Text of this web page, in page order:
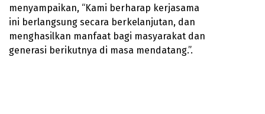
menyampaikan, “Kami berharap kerjasama
ini berlangsung secara berkelanjutan, dan
menghasilkan manfaat bagi masyarakat dan
generasi berikutnya di masa mendatang.”.